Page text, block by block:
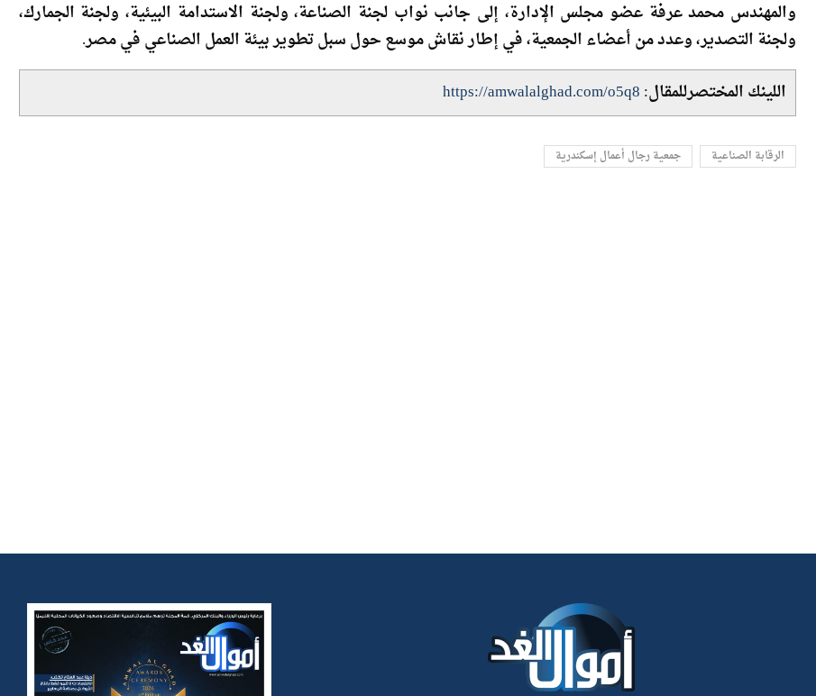
وشهد الاجتماع حضور عدد من قيادات وأعضاء الجمعية، من بينهم الدكتور محمد محرم نائب رئيس مجلس الإدارة،
والمهندس محمد عرفة عضو مجلس الإدارة، إلى جانب نواب لجنة الصناعة، ولجنة الاستدامة البيئية، ولجنة الجمارك،
ولجنة التصدير، وعدد من أعضاء الجمعية، في إطار نقاش موسع حول سبل تطوير بيئة العمل الصناعي في مصر.
اللينك المختصرللمقال:https://amwalalghad.com/o5q8